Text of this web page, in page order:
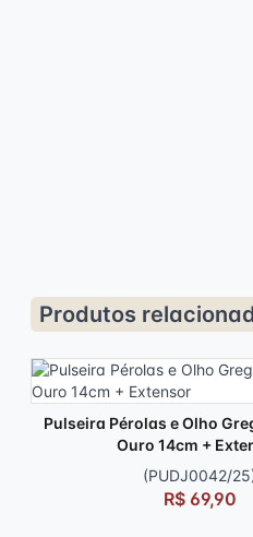
Produtos
Pulseira Pérolas e Olho
Ouro 14cm +
(PUDJ0042/
R$ 69,90